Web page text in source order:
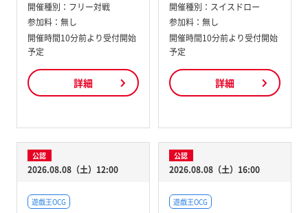
開催種別： フリー対戦
参加料： 無し
開催時間10分前より受付開始
予定
詳細
開催種別： スイスドロー
参加料： 無し
開催時間10分前より受付開始
予定
詳細
公認
2026.08.08（土）12:00
遊戯王OCG
公認
2026.08.08（土）16:00
遊戯王OCG